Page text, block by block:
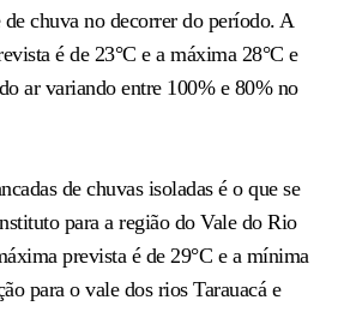
chuva no decorrer do período. A
é de 23°C e a máxima 28°C e
ar variando entre 100% e 80% no
de chuvas isoladas é o que se
para a região do Vale do Rio
prevista é de 29°C e a mínima
para o vale dos rios Tarauacá e